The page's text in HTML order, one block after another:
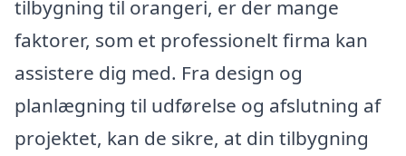
tilbygning til orangeri, er der mange
faktorer, som et professionelt firma kan
assistere dig med. Fra design og
planlægning til udførelse og afslutning af
projektet, kan de sikre, at din tilbygning